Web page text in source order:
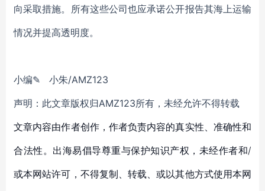
向采取措施。所有这些公司也应承诺公开报告其海上运输
情况并提高透明度。
小编✎ 小朱/AMZ123
声明：此文章版权归AMZ123所有，未经允许不得转载
文章内容由作者创作，作者负责内容的真实性、准确性和
合法性。出海易倡导尊重与保护知识产权，未经作者和/
或本网站许可，不得复制、转载、或以其他方式使用本网